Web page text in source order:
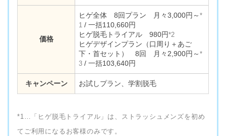
価格
ヒゲ全体 8回プラン 月々3,000円～ *
1 / 一括110,660円
ヒゲ脱毛トライアル 980円*2
ヒゲデザインプラン（口周り＋あご
下・首セット） 8回 月々2,900円～ *
3 / 一括103,640円
キャンペーン お試しプラン、学割脱毛
*1…「ヒゲ脱毛トライアル」は、ストラッシュメンズを初め
てご利用になるお客様のみです。